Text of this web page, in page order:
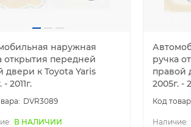
наружная
открытия передней
двери к Toyota Yaris
- 2011г.
DVR3089
В НАЛИЧИИ
ручка
правой
2005г. -